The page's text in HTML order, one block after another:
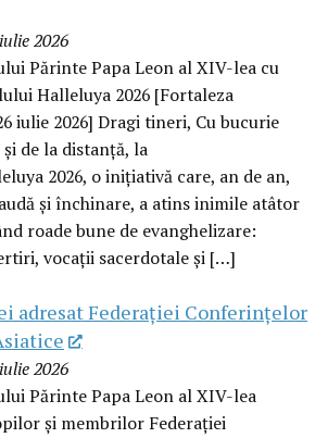
2026
Părinte Papa Leon al XIV-lea cu
Halleluya 2026 [Fortaleza
iulie 2026] Dragi tineri, Cu bucurie
de la distanță, la
2026, o inițiativă care, an de an,
și închinare, a atins inimile atâtor
roade bune de evanghelizare:
vocații sacerdotale și […]
adresat Federației Conferințelor
2026
Părinte Papa Leon al XIV-lea
și membrilor Federației